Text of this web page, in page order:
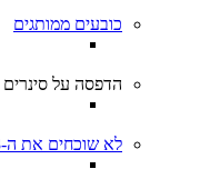
כובעים ממותגים
הדפסה על סינרים
לא שוכחים את ה-7.10.23